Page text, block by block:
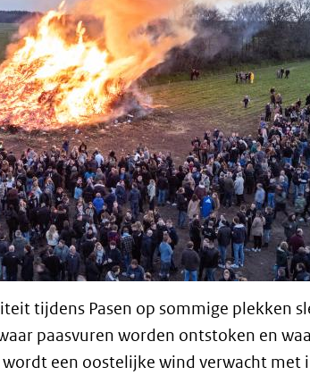
tijdens Pasen op sommige plekken
paasvuren worden ontstoken en
een oostelijke wind verwacht met